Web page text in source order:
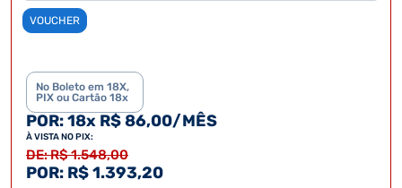
VOUCHER
No Boleto em 18X,
PIX ou Cartão 18x
POR: 18x R$ 86,00/MÊS
À VISTA NO PIX:
DE: R$ 1.548,00
POR: R$ 1.393,20